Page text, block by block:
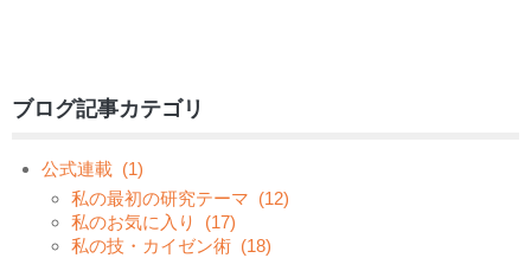
ブログ記事カテゴリ
公式連載 (1)
私の最初の研究テーマ (12)
私のお気に入り
(17)
私の技・カイゼン術 (18)